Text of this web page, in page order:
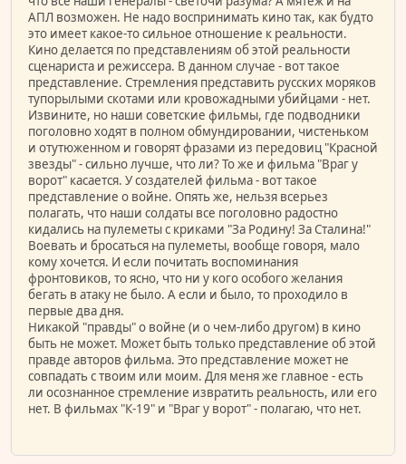
АПЛ возможен. Не надо воспринимать кино так, как будто
это имеет какое-то сильное отношение к реальности.
Кино делается по представлениям об этой реальности
сценариста и режиссера. В данном случае - вот такое
представление. Стремления представить русских моряков
тупорылыми скотами или кровожадными убийцами - нет.
Извините, но наши советские фильмы, где подводники
поголовно ходят в полном обмундировании, чистеньком
и отутюженном и говорят фразами из передовиц "Красной
звезды" - сильно лучше, что ли? То же и фильма "Враг у
ворот" касается. У создателей фильма - вот такое
представление о войне. Опять же, нельзя всерьез
полагать, что наши солдаты все поголовно радостно
кидались на пулеметы с криками "За Родину! За Сталина!"
Воевать и бросаться на пулеметы, вообще говоря, мало
кому хочется. И если почитать воспоминания
фронтовиков, то ясно, что ни у кого особого желания
бегать в атаку не было. А если и было, то проходило в
первые два дня.
Никакой "правды" о войне (и о чем-либо другом) в кино
быть не может. Может быть только представление об этой
правде авторов фильма. Это представление может не
совпадать с твоим или моим. Для меня же главное - есть
ли осознанное стремление извратить реальность, или его
нет. В фильмах "К-19" и "Враг у ворот" - полагаю, что нет.